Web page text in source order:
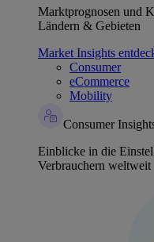
Marktprognosen und
Ländern & Gebieten
Market Insights
Consumer
eCommerce
Mobility
Consumer
Einblicke in die
Verbrauchern weltweit